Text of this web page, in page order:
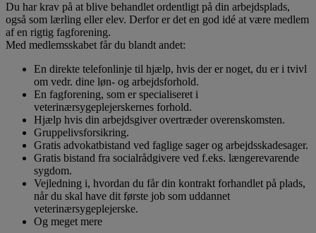
Du har krav på at blive behandlet ordentligt på din arbejdsplads,
også som lærling eller elev. Derfor er det en god idé at være medlem
af en rigtig fagforening.
Med medlemsskabet får du blandt andet:
En direkte telefonlinje til hjælp, hvis der er noget, du er i tvivl
om vedr. dine løn- og arbejdsforhold.
En fagforening, som er specialiseret i
veterinærsygeplejerskernes forhold.
Hjælp hvis din arbejdsgiver overtræder overenskomsten.
Gruppelivsforsikring.
Gratis advokatbistand ved faglige sager og arbejdsskadesager.
Gratis bistand fra socialrådgivere ved f.eks. længerevarende
sygdom.
Vejledning i, hvordan du får din kontrakt forhandlet på plads,
når du skal have dit første job som uddannet
veterinærsygeplejerske.
Og meget mere